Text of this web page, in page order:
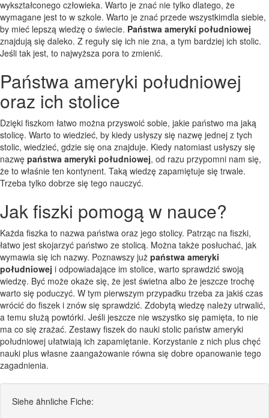
wykształconego człowieka. Warto je znać nie tylko dlatego, że
wymagane jest to w szkole. Warto je znać przede wszystkimdla siebie,
by mieć lepszą wiedzę o świecie. Państwa ameryki południowej
znajdują się daleko. Z reguły się ich nie zna, a tym bardziej ich stolic.
Jeśli tak jest, to najwyższa pora to zmienić.
Państwa ameryki południowej
oraz ich stolice
Dzięki fiszkom łatwo można przyswoić sobie, jakie państwo ma jaką
stolicę. Warto to wiedzieć, by kiedy usłyszy się nazwę jednej z tych
stolic, wiedzieć, gdzie się ona znajduje. Kiedy natomiast usłyszy się
nazwę państwa ameryki południowej, od razu przypomni nam się,
że to właśnie ten kontynent. Taką wiedzę zapamiętuje się trwale.
Trzeba tylko dobrze się tego nauczyć.
Jak fiszki pomogą w nauce?
Każda fiszka to nazwa państwa oraz jego stolicy. Patrząc na fiszki,
łatwo jest skojarzyć państwo ze stolicą. Można także posłuchać, jak
wymawia się ich nazwy. Poznawszy już państwa ameryki
południowej i odpowiadające im stolice, warto sprawdzić swoją
wiedzę. Być może okaże się, że jest świetna albo że jeszcze trochę
warto się poduczyć. W tym pierwszym przypadku trzeba za jakiś czas
wrócić do fiszek i znów się sprawdzić. Zdobytą wiedzę należy utrwalić,
a temu służą powtórki. Jeśli jeszcze nie wszystko się pamięta, to nie
ma co się zrażać. Zestawy fiszek do nauki stolic państw ameryki
południowej ułatwiają ich zapamiętanie. Korzystanie z nich plus chęć
nauki plus własne zaangażowanie równa się dobre opanowanie tego
zagadnienia.
Siehe ähnliche Fiche: